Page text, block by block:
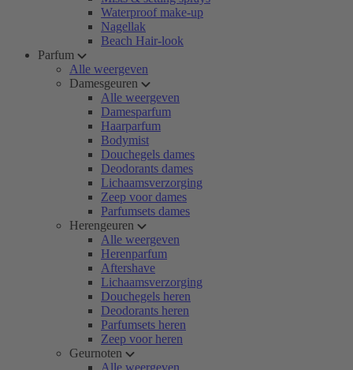
Waterproof make-up
Nagellak
Beach Hair-look
Parfum
Alle weergeven
Damesgeuren
Alle weergeven
Damesparfum
Haarparfum
Bodymist
Douchegels dames
Deodorants dames
Lichaamsverzorging
Zeep voor dames
Parfumsets dames
Herengeuren
Alle weergeven
Herenparfum
Aftershave
Lichaamsverzorging
Douchegels heren
Deodorants heren
Parfumsets heren
Zeep voor heren
Geurnoten
Alle weergeven